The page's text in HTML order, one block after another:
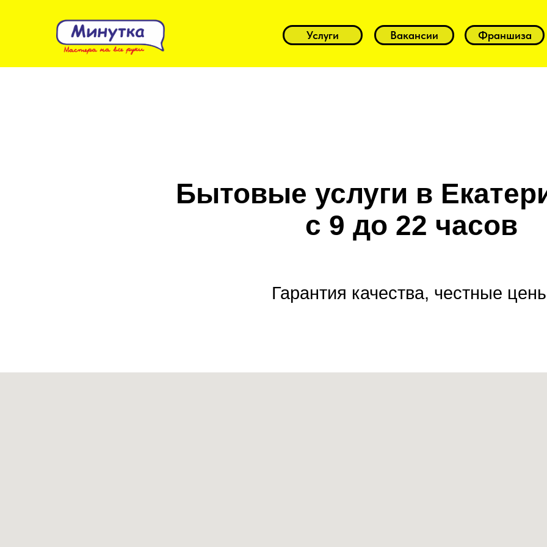
Услуги Вакансии Франшиза
Бытовые услуги в
с 9 до 22 часов
Гарантия качества, честные